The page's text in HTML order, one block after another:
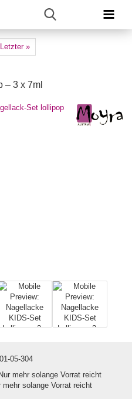
Letzter »
– 3 x 7ml
05-304
mehr solange Vorrat reicht